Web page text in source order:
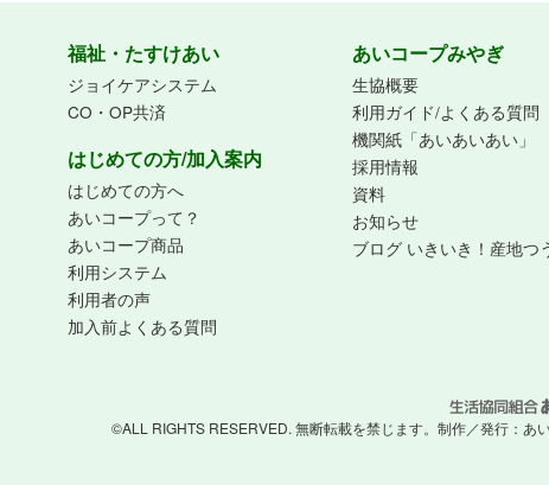
福祉・たすけあい
ジョイケアシステム
CO・OP共済
はじめての方/加入案内
はじめての方へ
あいコープって？
あいコープ商品
利用システム
利用者の声
加入前よくある質問
あいコープみやぎ
生協概要
利用ガイド/よくある質問
機関紙「あいあいあい」
採用情報
資料
お知らせ
ブログ いきいき！産地つ
©ALL RIGHTS RESERVED. 無断転載を禁じます。 制作／発行： あ